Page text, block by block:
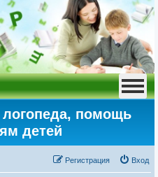
помощь
детей
Вход
Регистрация